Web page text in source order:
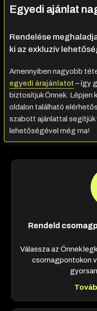
Egyedi ajánlat
Rendelése
ki az exkluzív
Amennyiben nagyobb
egyedi árajánlatot – így
biztosítjuk Önnek. Lépjen
oldalon található
szabott ajánlattal segítjük
lehetőségével még ma!
Rendeld
Válassza az Önnek
csomagpontokon